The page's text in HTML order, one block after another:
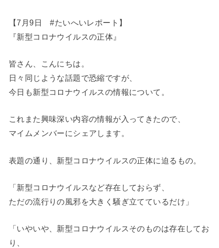
【7月9日 #たいへいレポート】
『新型コロナウイルスの正体』
皆さん、こんにちは。
日々同じような話題で恐縮ですが、
今日も新型コロナウイルスの情報について。
これまた興味深い内容の情報が入ってきたので、
マイムメンバーにシェアします。
表題の通り、新型コロナウイルスの正体に迫るもの。
「新型コロナウイルスなど存在しておらず、
ただの流行りの風邪を大きく騒ぎ立てているだけ」
「いやいや、新型コロナウイルスそのものは存在してお
り、